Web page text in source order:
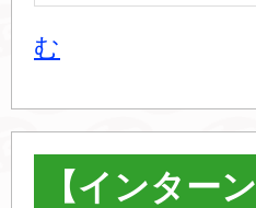
む
【インター